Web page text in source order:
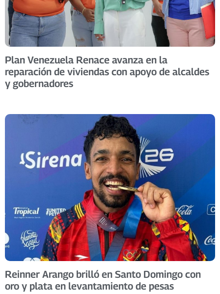
Plan Venezuela Renace avanza en la
reparación de viviendas con apoyo de alcaldes
y gobernadores
Reinner Arango brilló en Santo Domingo con
oro y plata en levantamiento de pesas